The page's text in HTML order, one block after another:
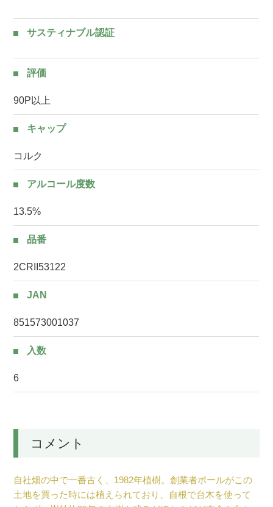
サスティナブル認証
評価
90P以上
キャップ
コルク
アルコール度数
13.5%
品番
2CRII53122
JAN
851573001037
入数
6
コメント
自社畑の中で一番古く、1982年植樹。創業者ポールがこの
土地を買った時には植えられており、自根で台木を使って